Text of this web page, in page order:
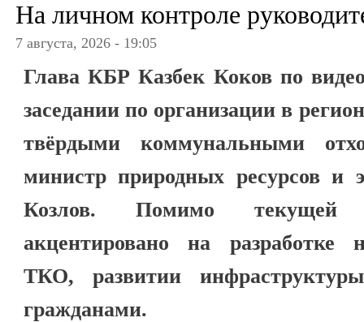
На личном контроле
7 августа, 2026 - 19:05
Глава КБР Казбек Коков по
заседании по организации в
твёрдыми коммунальными
министр природных ресурсов и
Козлов. Помимо текущей
акцентировано на разработке
ТКО, развитии
гражданами.